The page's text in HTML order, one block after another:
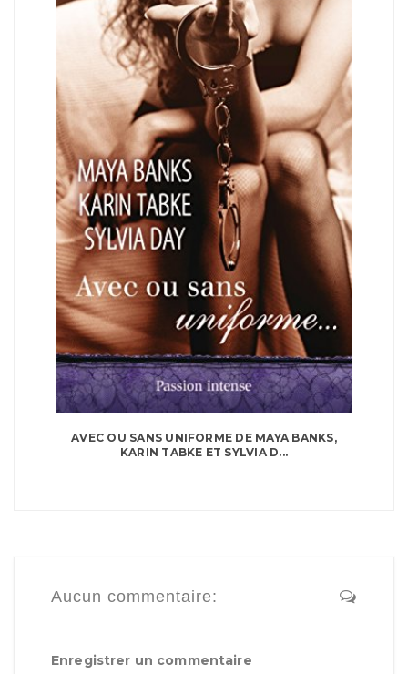
AVEC OU SANS UNIFORME DE MAYA BANKS,
KARIN TABKE ET SYLVIA D...
Aucun commentaire:
Enregistrer un commentaire